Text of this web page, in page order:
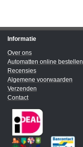
Informatie
Over ons
Automatten online bestellen
Recensies
Algemene voorwaarden
Verzenden
Contact